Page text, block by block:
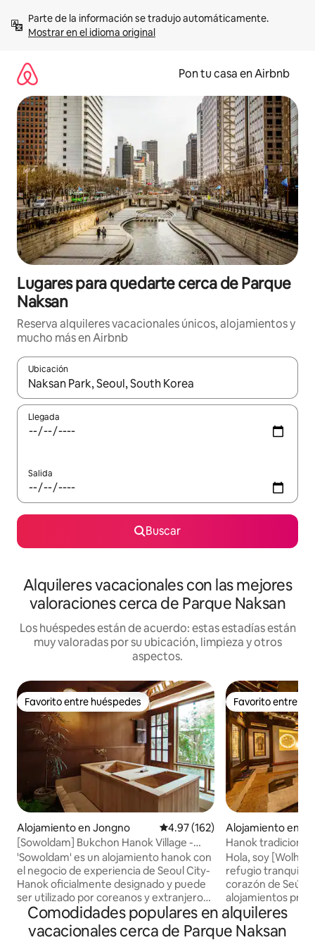
contenidoMostrar en el idioma original
Pon tu casa en Airbnb
Lugares para quedarte cerca de Parque
Naksan
Reserva alquileres vacacionales únicos, alojamientos y
mucho más en Airbnb
Ubicación
Cuando los resultados estén disponibles, navega con las
Llegada
Salida
Buscar
Alquileres vacacionales con las mejores
valoraciones cerca de Parque Naksan
Los huéspedes están de acuerdo: estas estadías están
muy valoradas por su ubicación, limpieza y otros
aspectos.
Favorito entre huéspedes
Favorito entre huéspedes
Alojamiento en Jongno Calificación promedio: 4.97 de
4.97 (162)
[Sowoldam] Bukchon Hanok Village -
¡Disfrute de un descanso privado en un
alojamiento privado con Hinokki Tang!
'Sowoldam' es un alojamiento hanok con
el negocio de experiencia de Seoul City-
Hanok oficialmente designado y puede
ser utilizado por coreanos y extranjeros.
☺️ Puedes sanar mientras miras el patio
abierto desde el hinoki (bañera de
ciprés). ¡Disfruta de un baño de pies y
Favorito entre
Favorito entre
Alojamiento en
Hanok tradicional
#Dongdaemun
#Jongno
interiores
Hola, soy [Wolha,
refugio tranquilo
corazón de Seúl? Wolha y Jeong son
alojamientos
equipo por día.
alojamiento
tranquilo que se
Comodidades populares en alquileres
vacacionales cerca de Parque Naksan